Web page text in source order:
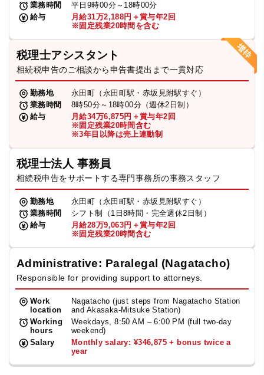
業務時間
平日9時00分～18時00分
給与
月給31万2,188円＋賞与年2回
※固定残業20時間を含む
税理士アシスタント
相続税申告のご相談から申告書提出まで一貫対応
勤務地
永田町（永田町駅・赤坂見附駅すぐ）
業務時間
8時50分～18時00分（週休2日制）
給与
月給34万6,875円＋賞与年2回
※固定残業20時間含む
※3年目以降は売上連動制
税理士法人 事務員
相続税申告をサポートする専門事務所の事務スタッフ
勤務地
永田町（永田町駅・赤坂見附駅すぐ）
業務時間
シフト制（1日8時間・完全週休2日制）
給与
月給28万9,063円＋賞与年2回
※固定残業20時間含む
Administrative: Paralegal (Nagatacho)
Responsible for providing support to attorneys.
Work
location
Nagatacho (just steps from Nagatacho Station
and Akasaka-Mitsuke Station)
Working
hours
Weekdays, 8:50 AM – 6:00 PM (full two-day
weekend)
Salary
Monthly salary: ¥346,875 + bonus twice a
year